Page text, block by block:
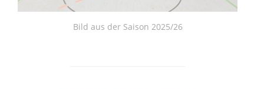
Bild aus der Saison 2025/26